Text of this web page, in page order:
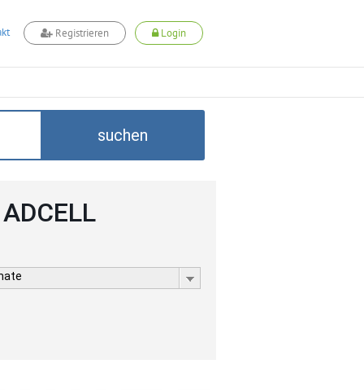
Registrieren Login
suchen